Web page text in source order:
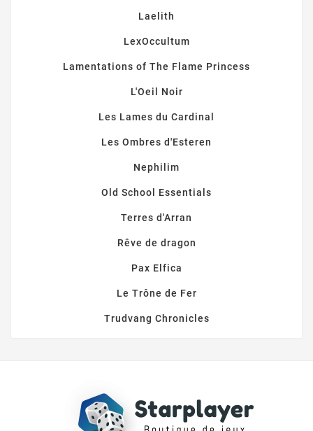
Laelith
LexOccultum
Lamentations of The Flame Princess
L'Oeil Noir
Les Lames du Cardinal
Les Ombres d'Esteren
Nephilim
Old School Essentials
Terres d'Arran
Rêve de dragon
Pax Elfica
Le Trône de Fer
Trudvang Chronicles